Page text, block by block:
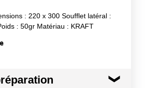
: 220 x 300 Soufflet latéral :
: 50gr Matériau : KRAFT